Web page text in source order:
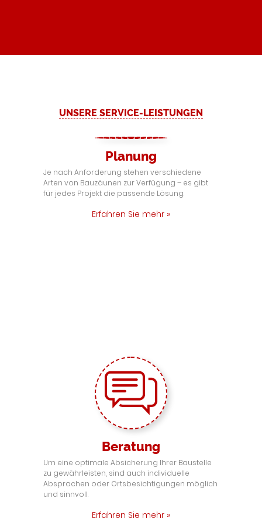
UNSERE SERVICE-LEISTUNGEN
Planung
Je nach Anforderung stehen verschiedene
Arten von Bauzäunen zur Verfügung – es gibt
für jedes Projekt die passende Lösung.
Erfahren Sie mehr »
Beratung
Um eine optimale Absicherung Ihrer Baustelle
zu gewährleisten, sind auch individuelle
Absprachen oder Ortsbesichtigungen möglich
und sinnvoll.
Erfahren Sie mehr »